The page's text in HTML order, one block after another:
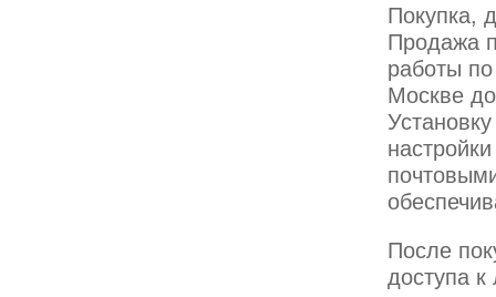
Покупка,
Продажа
работы
Москве
После
доступа